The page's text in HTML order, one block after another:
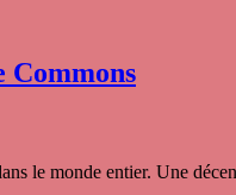
Commons
le monde entier. Une